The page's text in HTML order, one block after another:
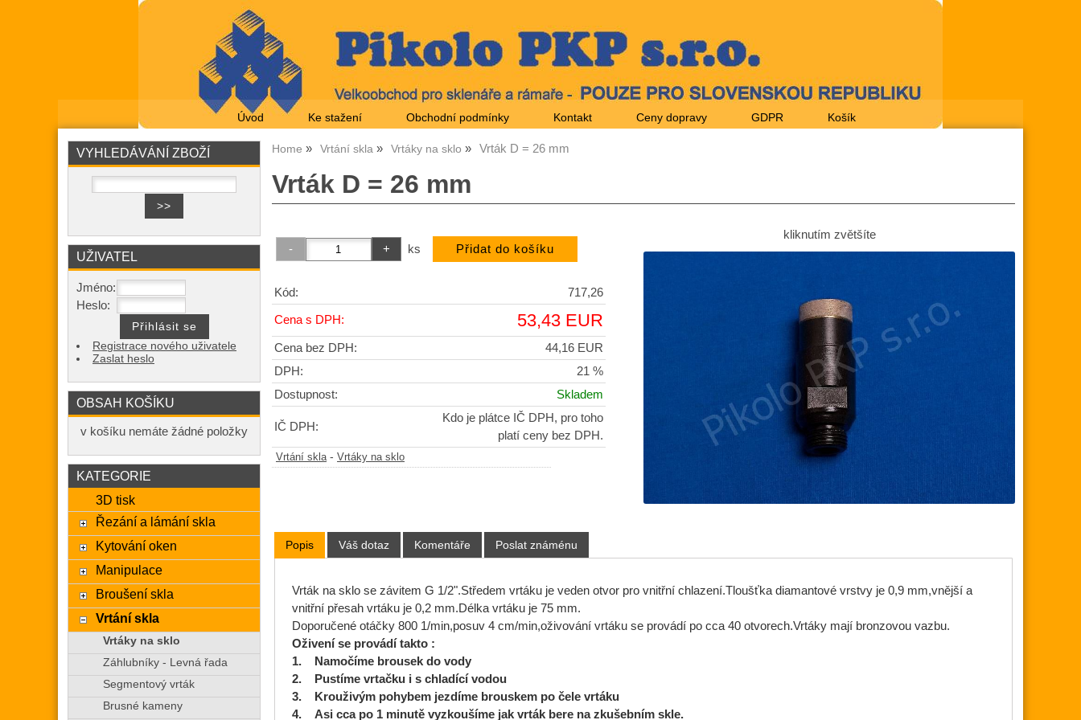
Úvod Ke stažení Obchodní podmínky Kontakt Ceny dopravy GDPR Košík
Home Vrtání skla Vrtáky na sklo Vrták D = 26 mm
Vrták D = 26 mm
kliknutím zvětšíte
ks
Kód: 717,26
Cena s DPH: 53,43 EUR
Cena bez DPH:
44,16 EUR
DPH:
21 %
Dostupnost:
Skladem
IČ DPH:
Kdo je plátce IČ DPH, pro toho
platí ceny bez DPH.
Vrtání skla- Vrtáky na sklo
Popis Váš dotaz Komentáře Poslat známénu
Vrták na sklo se závitem G 1/2".Středem vrtáku je veden otvor pro vnitřní chlazení.Tloušťka diamantové vrstvy je 0,9 mm,vnější a
vnitřní přesah vrtáku je 0,2 mm.Délka vrtáku je 75 mm.
Doporučené otáčky 800 1/min,posuv 4 cm/min,oživování vrtáku se provádí po cca 40 otvorech.Vrtáky mají bronzovou vazbu.
Oživení se provádí takto :
1. Namočíme brousek do vody
2. Pustíme vrtačku i s chladící vodou
3. Krouživým pohybem jezdíme brouskem po čele vrtáku
4. Asi cca po 1 minutě vyzkoušíme jak vrták bere na zkušebním skle.
VYHLEDÁVÁNÍ ZBOŽÍ
UŽIVATEL
Jméno:
Heslo:
Registrace nového uživatele
Zaslat heslo
OBSAH KOŠÍKU
v košíku nemáte žádné položky
KATEGORIE
3D tisk
Řezání a lámání skla
Kytování oken
Manipulace
Broušení skla
Vrtání skla
Vrtáky na sklo
Záhlubníky - Levná řada
Segmentový vrták
Brusné kameny